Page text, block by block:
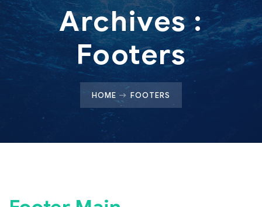
Archives :
Footers
HOME FOOTERS